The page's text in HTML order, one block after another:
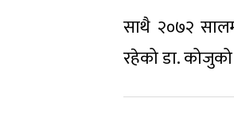
साथै २०७२
रहेको डा.